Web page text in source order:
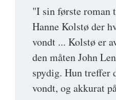
"I sin første roman
Hanne Kolstø der
vondt ... Kolstø er
den måten John
spydig. Hun treffer
vondt, og akkurat